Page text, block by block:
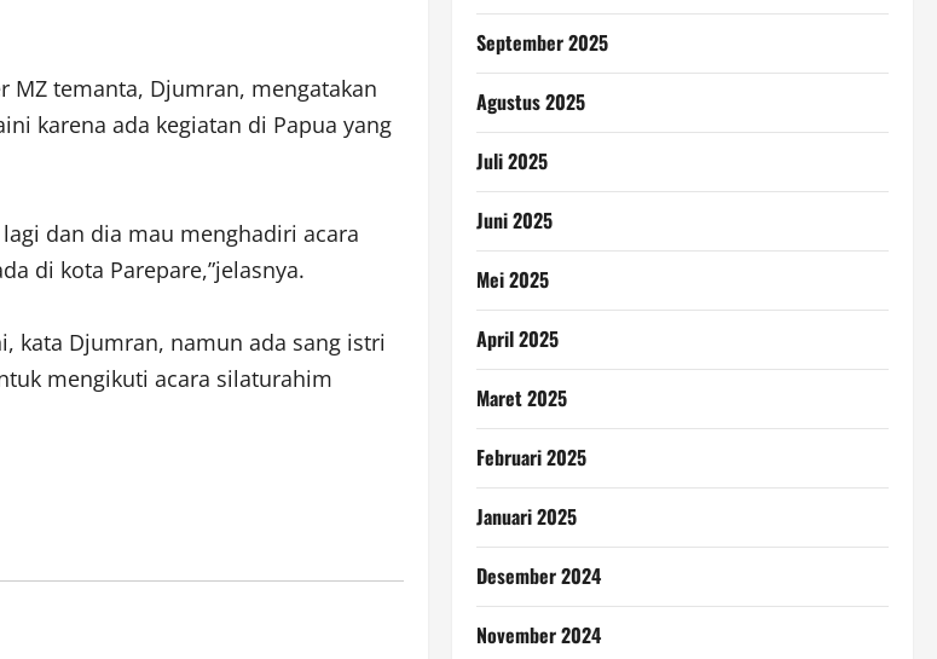
temanta, Djumran, mengatakan
karena ada kegiatan di Papua yang
dan dia mau menghadiri acara
di kota Parepare,”jelasnya.
kata Djumran, namun ada sang istri
mengikuti acara silaturahim
September 2025
Agustus 2025
Juli 2025
Juni 2025
Mei 2025
April 2025
Maret 2025
Februari 2025
Januari 2025
Desember 2024
November 2024